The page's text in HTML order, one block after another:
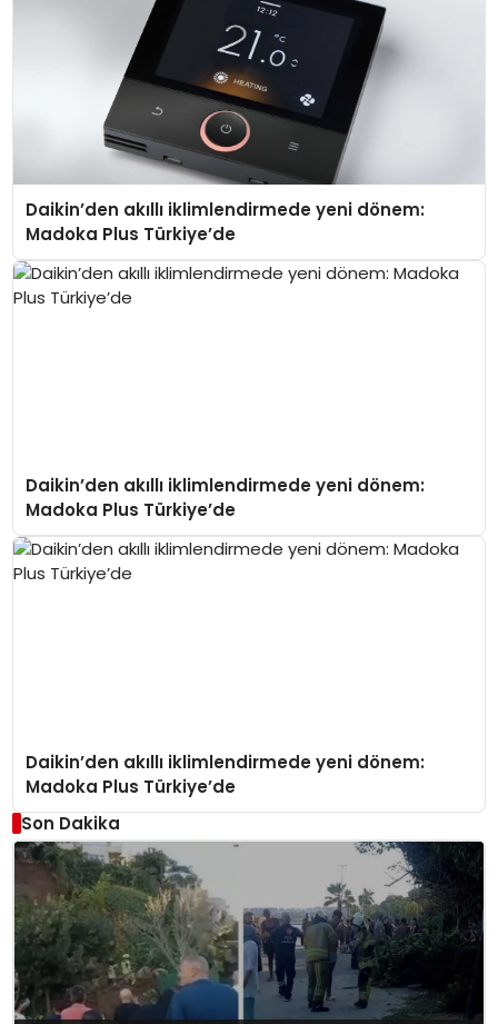
Daikin’den akıllı iklimlendirmede yeni dönem:
Madoka Plus Türkiye’de
Daikin’den akıllı iklimlendirmede yeni dönem:
Madoka Plus Türkiye’de
Daikin’den akıllı iklimlendirmede yeni dönem:
Madoka Plus Türkiye’de
Son Dakika